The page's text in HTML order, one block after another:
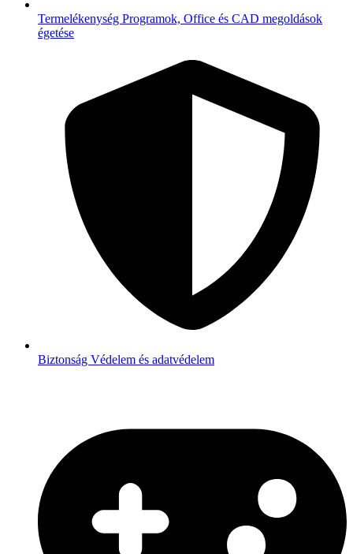
Termelékenység Programok, Office és CAD megoldások
égetése
Biztonság Védelem és adatvédelem